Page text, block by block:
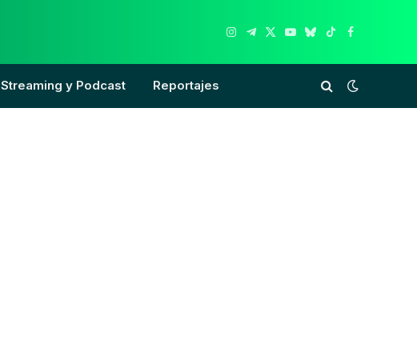
Instagram
Telegram
X
YouTube
Bluesky
TikTokFacebook
Streaming y Podcast Reportajes